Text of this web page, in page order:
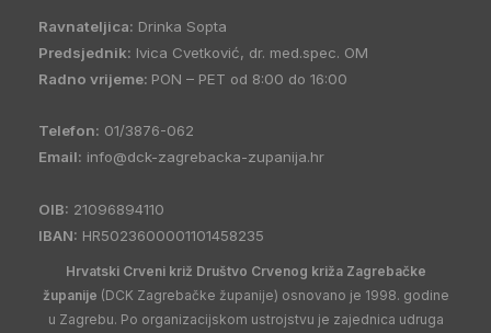
Ravnateljica: Drinka Sopta
Predsjednik: Ivica Cvetković, dr. med.spec. OM
Radno vrijeme: PON – PET od 8:00 do 16:00
Telefon: 01/3876-062
Email: info@dck-zagrebacka-zupanija.hr
OIB: 21096894110
IBAN: HR5023600001101458235
Hrvatski Crveni križ Društvo Crvenog križa Zagrebačke
županije (DCK Zagrebačke županije) osnovano je 1998. godine
u Zagrebu. Po organizacijskom ustrojstvu je zajednica udruga